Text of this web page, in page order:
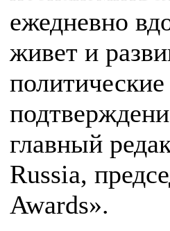
ежедневно
живет и
главный
Russia,
Awards».